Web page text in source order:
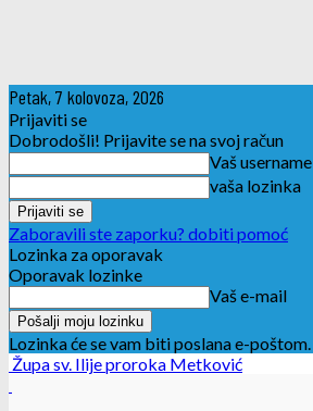
Petak, 7 kolovoza, 2026
Prijaviti se
Dobrodošli! Prijavite se na svoj račun
Vaš username
vaša lozinka
Zaboravili ste zaporku? dobiti pomoć
Lozinka za oporavak
Oporavak lozinke
Vaš e-mail
Lozinka će se vam biti poslana e-poštom.
Župa sv. Ilije proroka Metković